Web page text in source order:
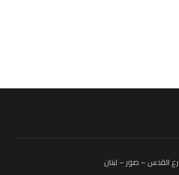
القدس – صور – لبنان